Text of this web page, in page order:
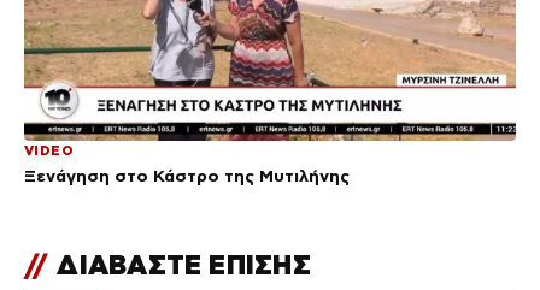
VIDEO
Ξενάγηση στο Κάστρο της Μυτιλήνης
// ΔΙΑΒΑΣΤΕ ΕΠΙΣΗΣ